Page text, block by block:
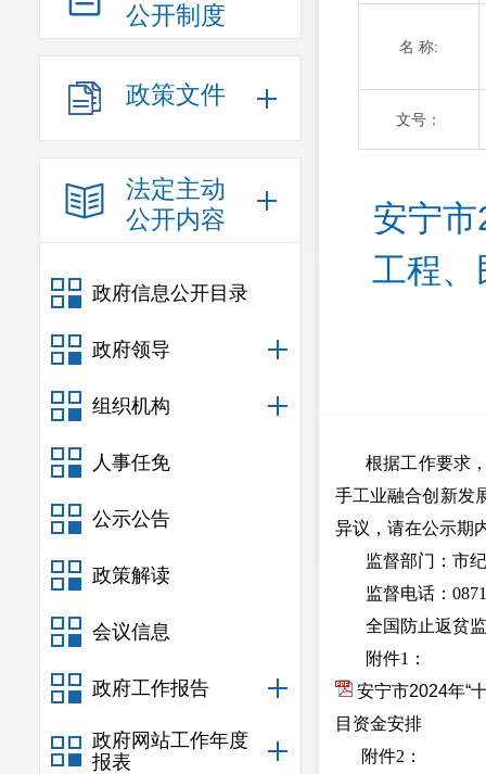
公开制度
政策文件
法定主动
公开内容
政府信息公开目录
政府领导
组织机构
人事任免
公示公告
政策解读
会议信息
政府工作报告
政府网站工作年度
报表
名 称:
文号：
安宁市
工程、
根据工作要求
手工业融合创新发
异议，请在公示期
监督部门：市
监督电话：
全国防止返贫
附件1：
安宁市2024年“
目资金安排
附件2：